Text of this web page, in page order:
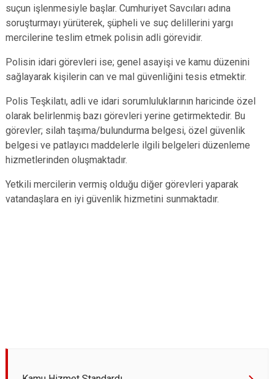
suçun işlenmesiyle başlar. Cumhuriyet Savcıları adına
soruşturmayı yürüterek, şüpheli ve suç delillerini yargı
mercilerine teslim etmek polisin adli görevidir.
Polisin idari görevleri ise; genel asayişi ve kamu düzenini
sağlayarak kişilerin can ve mal güvenliğini tesis etmektir.
Polis Teşkilatı, adli ve idari sorumluluklarının haricinde özel
olarak belirlenmiş bazı görevleri yerine getirmektedir. Bu
görevler; silah taşıma/bulundurma belgesi, özel güvenlik
belgesi ve patlayıcı maddelerle ilgili belgeleri düzenleme
hizmetlerinden oluşmaktadır.
Yetkili mercilerin vermiş olduğu diğer görevleri yaparak
vatandaşlara en iyi güvenlik hizmetini sunmaktadır.